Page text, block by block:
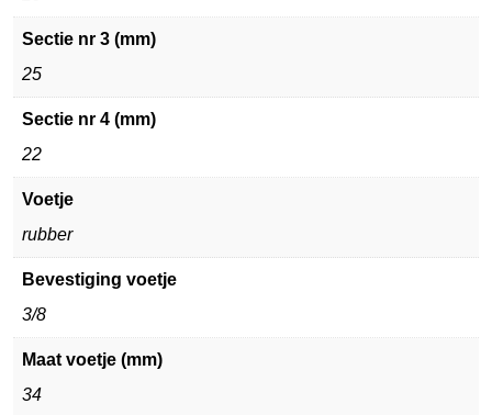
Sectie nr 3 (mm)
25
Sectie nr 4 (mm)
22
Voetje
rubber
Bevestiging voetje
3/8
Maat voetje (mm)
34